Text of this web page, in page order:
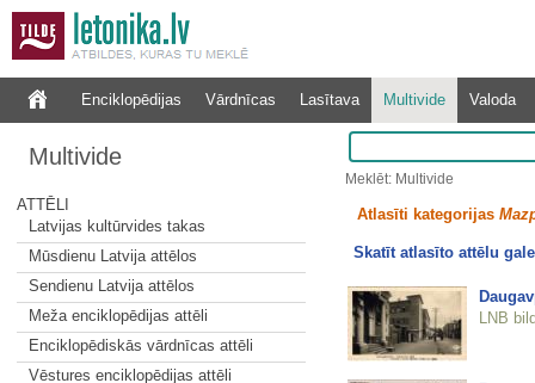
Enciklopēdijas Vārdnīcas Lasītava Multivide Valoda
Multivide
ATTĒLI
Latvijas kultūrvides takas
Mūsdienu Latvija attēlos
Sendienu Latvija attēlos
Meža enciklopēdijas attēli
Enciklopēdiskās vārdnīcas attēli
Vēstures enciklopēdijas attēli
Meklēt: Multivide
Atlasīti kategorijas
Skatīt atlasīto attēlu
LNB